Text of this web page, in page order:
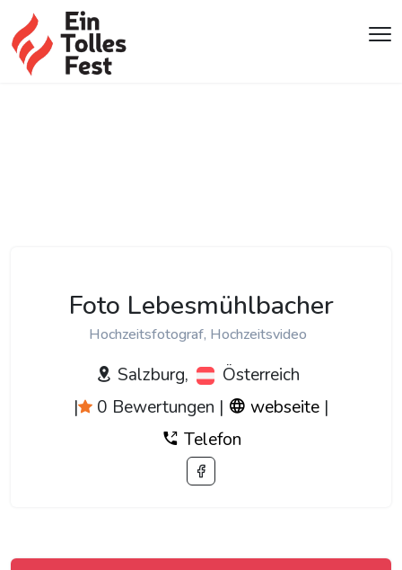
Foto Lebesmühlbacher
Hochzeitsfotograf, Hochzeitsvideo
Salzburg,
Österreich
|
0 Bewertungen | webseite |
Telefon